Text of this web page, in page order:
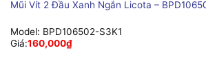
Mũi Vít 2 Đầu Xanh Ngắn Licota –
Model: BPD106502-S3K1
Giá:160,000₫